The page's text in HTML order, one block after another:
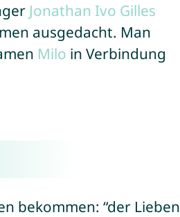
Jonathan Ivo Gilles
ausgedacht. Man
Milo in Verbindung
“der